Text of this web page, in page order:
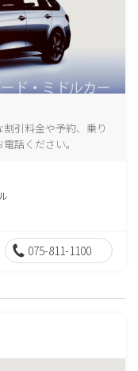
引料金や予約、乗り
話ください。
075-811-1100